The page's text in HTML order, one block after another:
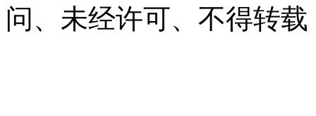
问、未经许可、不得转载